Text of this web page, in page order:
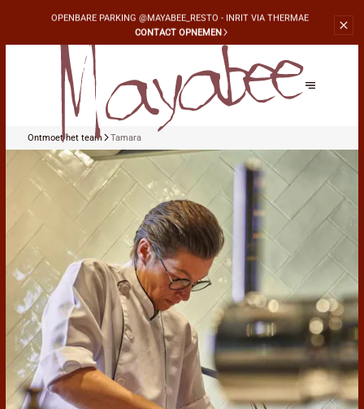
OPENBARE PARKING @MAYABEE_RESTO - INRIT VIA THERMAE
CONTACT OPNEMEN
Ontmoet het team Tamara